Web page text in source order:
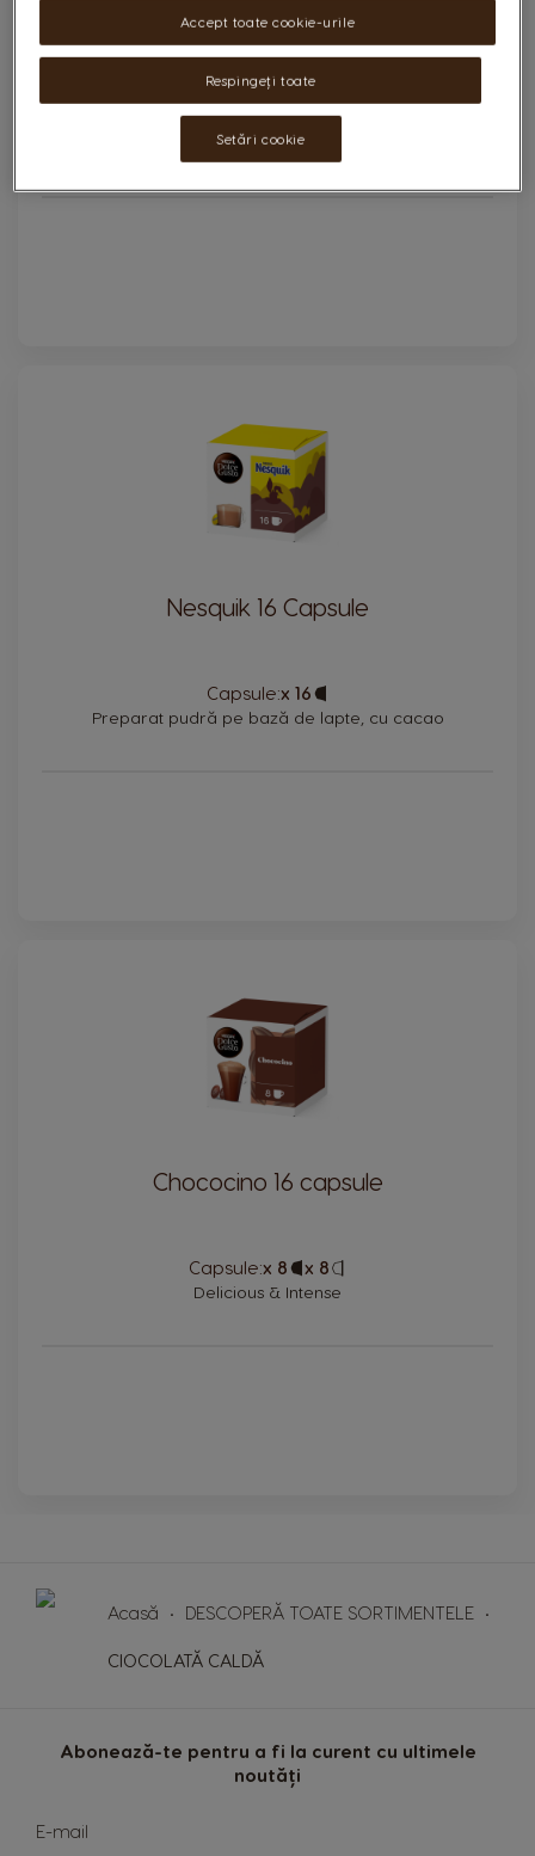
Capsule cacao KitKat
Capsule:x 16
Capsule
Note delicioase de napolitană și cacao
Nesquik 16 Capsule
Capsule:x 16
Icon
Preparat pudră pe bază de lapte, cu cacao
Chococino 16 capsule
Capsule:x 8
Capsule
Icon
x 8
Delicious & Intense
Acasă DESCOPERĂ TOATE SORTIMENTELE
CIOCOLATĂ CALDĂ
Abonează-te pentru a fi la curent cu ultimele
noutăți
Sign
Up
E-mail
Respingeți toate
Accept toate cookie-urile
Setări cookie